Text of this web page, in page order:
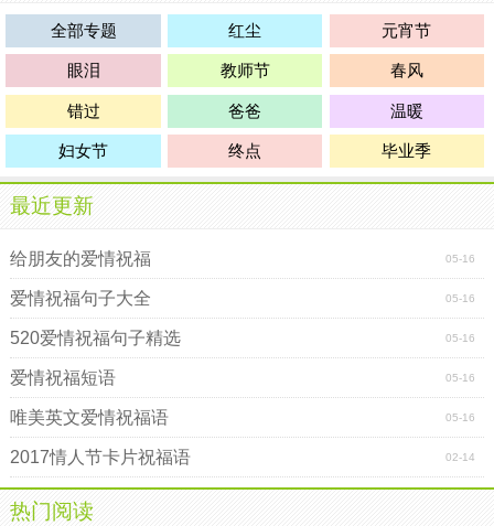
全部专题 红尘 元宵节
眼泪 教师节 春风
错过 爸爸 温暖
妇女节 终点 毕业季
最近更新
05-16
给朋友的爱情祝福
05-16
爱情祝福句子大全
05-16
520爱情祝福句子精选
05-16
爱情祝福短语
05-16
唯美英文爱情祝福语
02-14
2017情人节卡片祝福语
热门阅读